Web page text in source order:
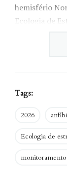
hemisfério
Ecologia de
Ecologia de
Universidade
com dez
A iniciativa
entorno de
Tags:
2026
Ecologia de